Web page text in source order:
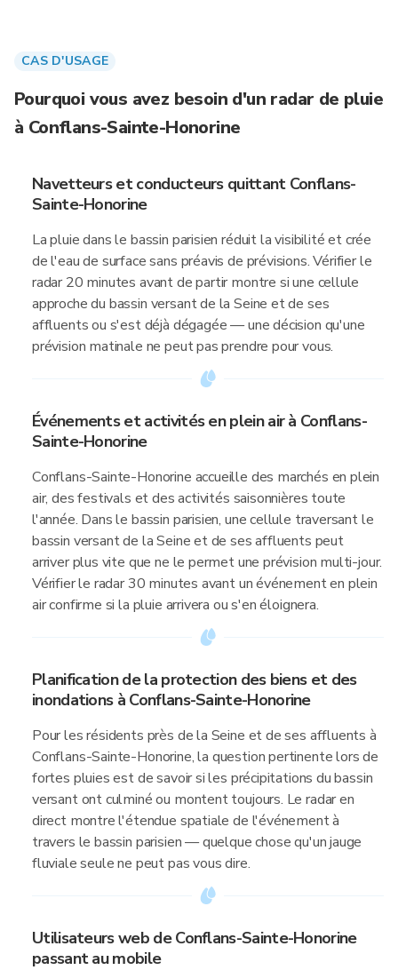
CAS D'USAGE
Pourquoi vous avez besoin d'un radar de pluie
à Conflans-Sainte-Honorine
Navetteurs et conducteurs quittant Conflans-
Sainte-Honorine
La pluie dans le bassin parisien réduit la visibilité et crée
de l'eau de surface sans préavis de prévisions. Vérifier le
radar 20 minutes avant de partir montre si une cellule
approche du bassin versant de la Seine et de ses
affluents ou s'est déjà dégagée — une décision qu'une
prévision matinale ne peut pas prendre pour vous.
Événements et activités en plein air à Conflans-
Sainte-Honorine
Conflans-Sainte-Honorine accueille des marchés en plein
air, des festivals et des activités saisonnières toute
l'année. Dans le bassin parisien, une cellule traversant le
bassin versant de la Seine et de ses affluents peut
arriver plus vite que ne le permet une prévision multi-jour.
Vérifier le radar 30 minutes avant un événement en plein
air confirme si la pluie arrivera ou s'en éloignera.
Planification de la protection des biens et des
inondations à Conflans-Sainte-Honorine
Pour les résidents près de la Seine et de ses affluents à
Conflans-Sainte-Honorine, la question pertinente lors de
fortes pluies est de savoir si les précipitations du bassin
versant ont culminé ou montent toujours. Le radar en
direct montre l'étendue spatiale de l'événement à
travers le bassin parisien — quelque chose qu'un jauge
fluviale seule ne peut pas vous dire.
Utilisateurs web de Conflans-Sainte-Honorine
passant au mobile